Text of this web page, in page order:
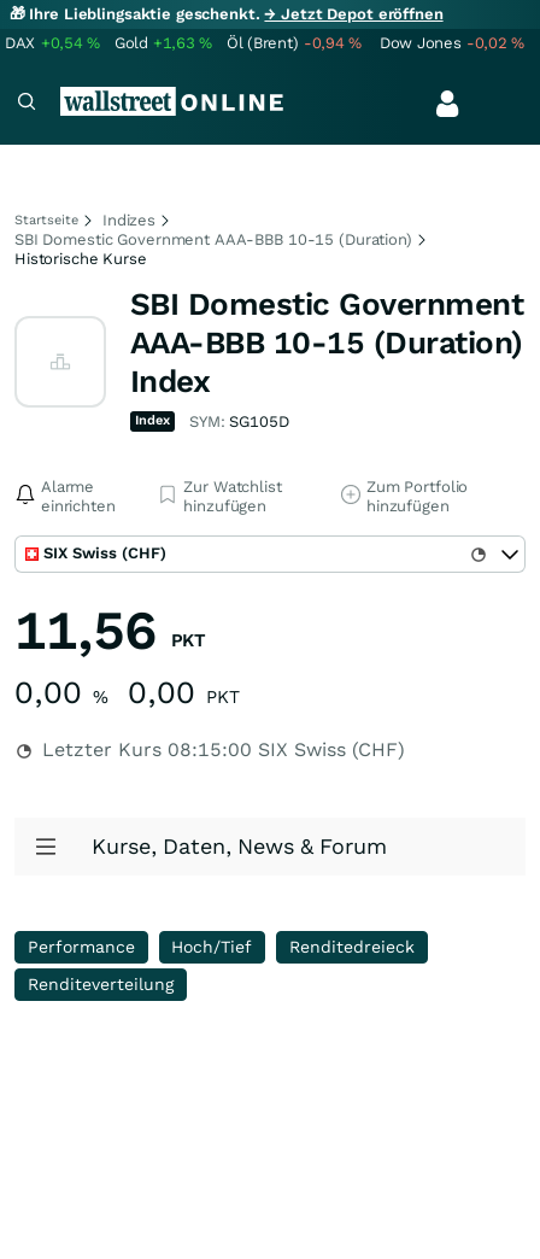
🎁 Ihre Lieblingsaktie geschenkt.→ Jetzt Depot eröffnen
DAX +0,54% Gold +1,63% Öl (Brent) -0,94% Dow Jones -0,02%
Startseite
Indizes
SBI Domestic Government AAA-BBB 10-15 (Duration)
Historische Kurse
SBI Domestic Government
AAA-BBB 10-15 (Duration)
Index
Index SYM:SG105D
Alarme
einrichten
Zur Watchlist
hinzufügen
Zum Portfolio
hinzufügen
SIX Swiss (CHF)
11,56 PKT
0,00 % 0,00 PKT
Letzter Kurs 08:15:00 SIX Swiss (CHF)
Kurse, Daten, News & Forum
Performance Hoch/Tief
Renditedreieck
Renditeverteilung